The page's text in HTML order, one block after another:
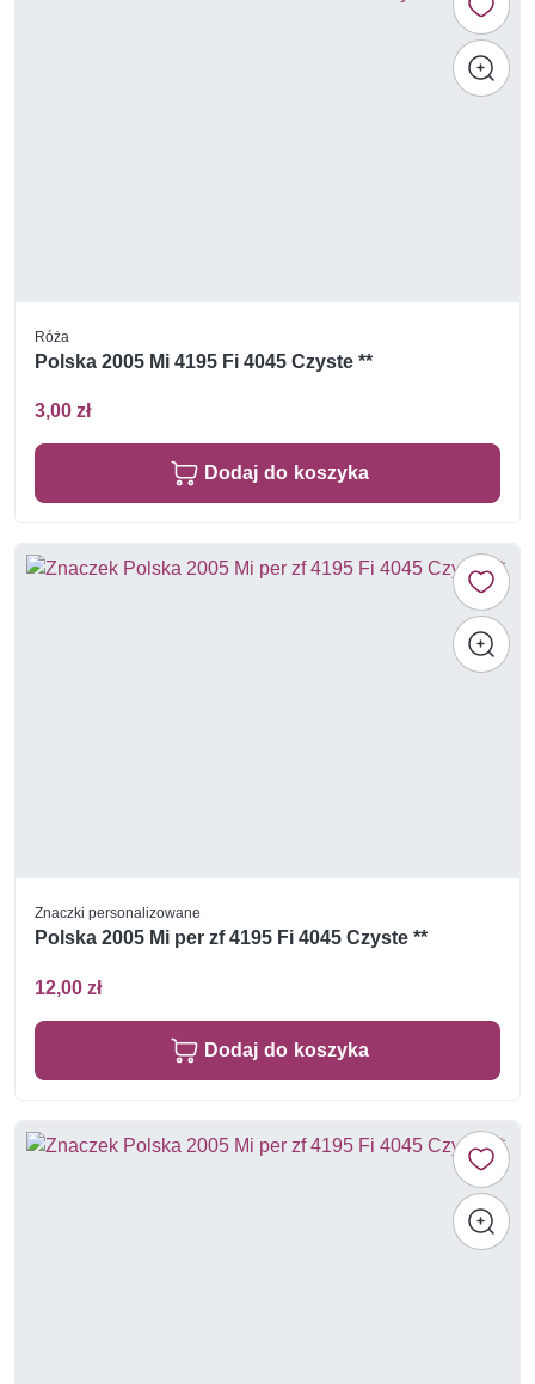
Róża
Polska 2005 Mi 4195 Fi 4045 Czyste **
3,00 zł
Dodaj do koszyka
Znaczki personalizowane
Polska 2005 Mi per zf 4195 Fi 4045 Czyste **
12,00 zł
Dodaj do koszyka